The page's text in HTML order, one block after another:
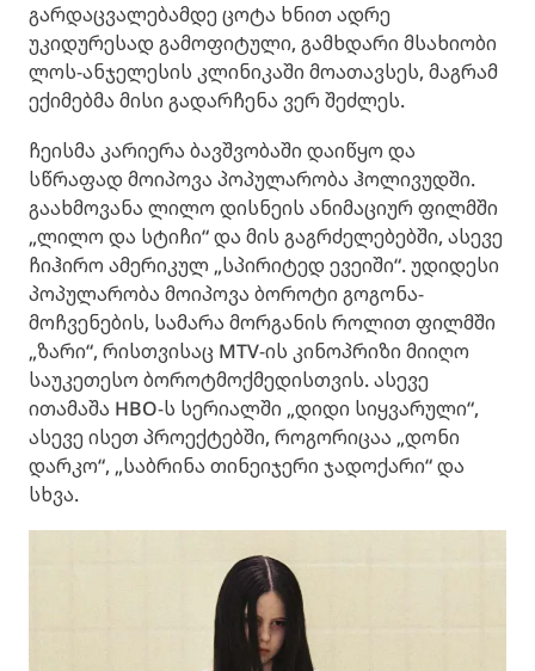
გარდაცვალებამდე ცოტა ხნით ადრე
უკიდურესად გამოფიტული, გამხდარი მსახიობი
ლოს-ანჯელესის კლინიკაში მოათავსეს, მაგრამ
ექიმებმა მისი გადარჩენა ვერ შეძლეს.
ჩეისმა კარიერა ბავშვობაში დაიწყო და
სწრაფად მოიპოვა პოპულარობა ჰოლივუდში.
გაახმოვანა ლილო დისნეის ანიმაციურ ფილმში
„ლილო და სტიჩი“ და მის გაგრძელებებში, ასევე
ჩიჰირო ამერიკულ „სპირიტედ ევეიში“. უდიდესი
პოპულარობა მოიპოვა ბოროტი გოგონა-
მოჩვენების, სამარა მორგანის როლით ფილმში
„ზარი“, რისთვისაც MTV-ის კინოპრიზი მიიღო
საუკეთესო ბოროტმოქმედისთვის. ასევე
ითამაშა HBO-ს სერიალში „დიდი სიყვარული“,
ასევე ისეთ პროექტებში, როგორიცაა „დონი
დარკო“, „საბრინა თინეიჯერი ჯადოქარი“ და
სხვა.